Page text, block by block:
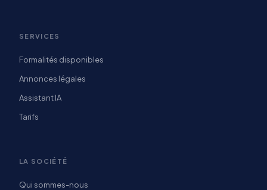
SERVICES
Formalités disponibles
Annonces légales
Assistant IA
Tarifs
LA SOCIÉTÉ
Qui sommes-nous